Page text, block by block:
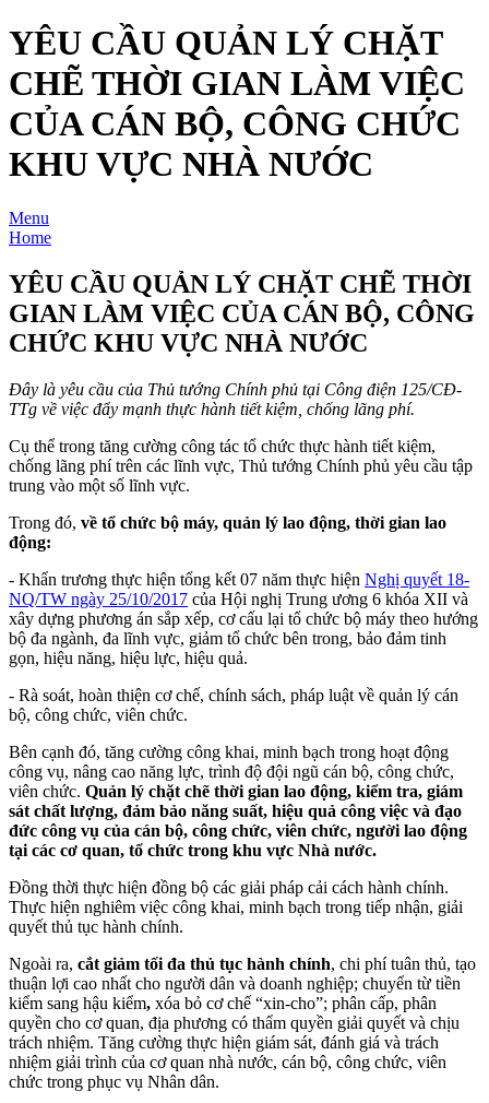
YÊU CẦU QUẢN LÝ CHẶT
CHẼ THỜI GIAN LÀM VIỆC
CỦA CÁN BỘ, CÔNG CHỨC
KHU VỰC NHÀ NƯỚC
Menu
Home
YÊU CẦU QUẢN LÝ CHẶT CHẼ THỜI
GIAN LÀM VIỆC CỦA CÁN BỘ, CÔNG
CHỨC KHU VỰC NHÀ NƯỚC
Đây là yêu cầu của Thủ tướng Chính phủ tại Công điện 125/CĐ-
TTg về việc đẩy mạnh thực hành tiết kiệm, chống lãng phí.
Cụ thể trong tăng cường công tác tổ chức thực hành tiết kiệm,
chống lãng phí trên các lĩnh vực, Thủ tướng Chính phủ yêu cầu tập
trung vào một số lĩnh vực.
Trong đó, về tổ chức bộ máy, quản lý lao động, thời gian lao
động:
- Khẩn trương thực hiện tổng kết 07 năm thực hiện Nghị quyết 18-
NQ/TW ngày 25/10/2017 của Hội nghị Trung ương 6 khóa XII và
xây dựng phương án sắp xếp, cơ cấu lại tổ chức bộ máy theo hướng
bộ đa ngành, đa lĩnh vực, giảm tổ chức bên trong, bảo đảm tinh
gọn, hiệu năng, hiệu lực, hiệu quả.
- Rà soát, hoàn thiện cơ chế, chính sách, pháp luật về quản lý cán
bộ, công chức, viên chức.
Bên cạnh đó, tăng cường công khai, minh bạch trong hoạt động
công vụ, nâng cao năng lực, trình độ đội ngũ cán bộ, công chức,
viên chức. Quản lý chặt chẽ thời gian lao động, kiểm tra, giám
sát chất lượng, đảm bảo năng suất, hiệu quả công việc và đạo
đức công vụ của cán bộ, công chức, viên chức, người lao động
tại các cơ quan, tổ chức trong khu vực Nhà nước.
Đồng thời thực hiện đồng bộ các giải pháp cải cách hành chính.
Thực hiện nghiêm việc công khai, minh bạch trong tiếp nhận, giải
quyết thủ tục hành chính.
Ngoài ra, cắt giảm tối đa thủ tục hành chính, chi phí tuân thủ, tạo
thuận lợi cao nhất cho người dân và doanh nghiệp; chuyển từ tiền
kiểm sang hậu kiểm, xóa bỏ cơ chế “xin-cho”; phân cấp, phân
quyền cho cơ quan, địa phương có thẩm quyền giải quyết và chịu
trách nhiệm. Tăng cường thực hiện giám sát, đánh giá và trách
nhiệm giải trình của cơ quan nhà nước, cán bộ, công chức, viên
chức trong phục vụ Nhân dân.